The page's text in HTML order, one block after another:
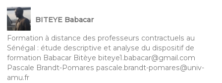
BITEYE Babacar
Formation à distance des professeurs contractuels au
Sénégal : étude descriptive et analyse du dispositif de
formation Babacar Bitèye biteye1.babacar@gmail.com
Pascale Brandt-Pomares pascale.brandt-pomares@univ-
amu.fr